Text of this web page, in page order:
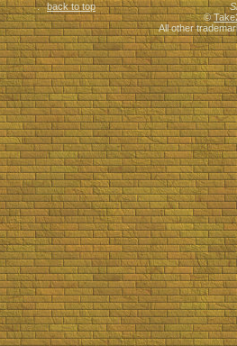
back to top
©
All other